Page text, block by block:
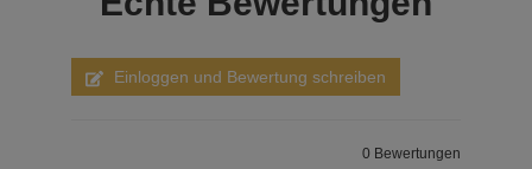
Einloggen und Bewertung schreiben
0 Bewertungen